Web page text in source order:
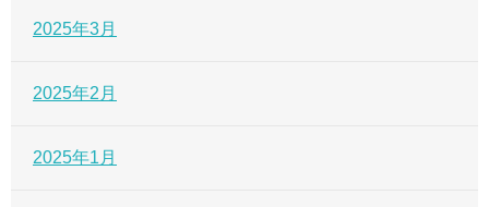
2025年3月
2025年2月
2025年1月